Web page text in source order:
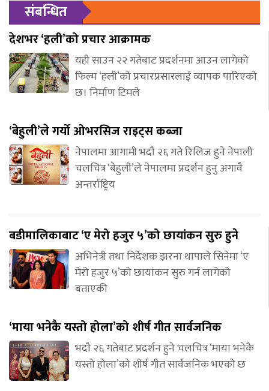
संबन्धित
देशभर ‘हली’को प्रचार आक्रामक
यही साउन २२ गतेबाट प्रदर्शनमा आउन लागेको
फिल्म ‘हली’को प्रचारप्रसारलाई व्यापक पारिएको
छ। निर्माण टिमले
‘बेहुली’ले गर्यो ओभरसिज राइट्स कब्जा
नेपालमा आगामी भदौ २६ गते रिलिज हुने नेपाली
चलचित्र ‘बेहुली’ले नेपालमा प्रदर्शन हुनु अगावै
अन्तर्राष्ट्रिय
बडीमालिकाबाट ‘ए मेरो हजुर ५’को छायांकन सुरु हुने
अभिनेत्री तथा निर्देशक झरना थापाले सिनेमा ‘ए
मेरो हजुर ५’को छायांकन सुरु गर्न लागेको
बताएकी
‘माया भनेकै यस्तो होला’को शीर्ष गीत सार्वजनिक
भदौ २६ गतेबाट प्रदर्शन हुने चलचित्र ‘माया भनेकै
यस्तो होला’को शीर्ष गीत सार्वजनिक भएको छ